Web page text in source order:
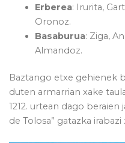
Erberea: Irurita,
Oronoz.
Basaburua: Ziga,
Almandoz.
Baztango etxe gehienek
duten armarrian xake
1212. urtean dago beraien
de Tolosa” gatazka irabazi